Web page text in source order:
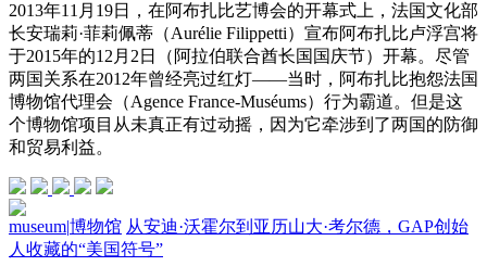
2013年11月19日，在阿布扎比艺博会的开幕式上，法国文化部
长安瑞莉·菲莉佩蒂（Aurélie Filippetti）宣布阿布扎比卢浮宫将
于2015年的12月2日（阿拉伯联合酋长国国庆节）开幕。尽管
两国关系在2012年曾经亮过红灯——当时，阿布扎比抱怨法国
博物馆代理会（Agence France-Muséums）行为霸道。但是这
个博物馆项目从未真正有过动摇，因为它牵涉到了两国的防御
和贸易利益。
museum|博物馆 从安迪·沃霍尔到亚历山大·考尔德，GAP创始
人收藏的“美国符号”